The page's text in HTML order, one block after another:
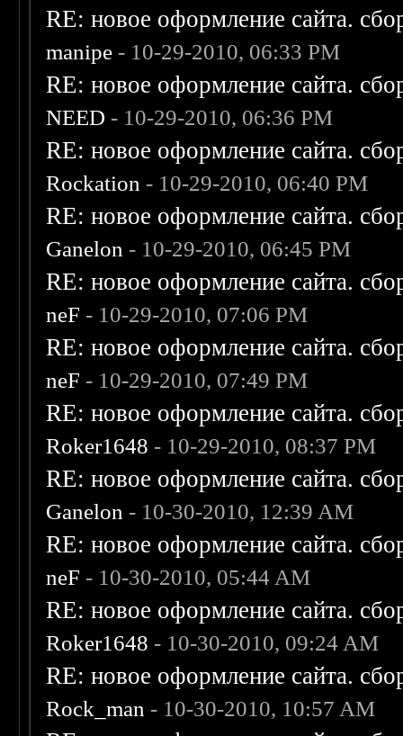
RE: новое оформление сайта.
manipe - 10-29-2010, 06:33 PM
RE: новое оформление сайта.
NEED - 10-29-2010, 06:36 PM
RE: новое оформление сайта.
Rockation - 10-29-2010, 06:40 PM
RE: новое оформление сайта.
Ganelon - 10-29-2010, 06:45 PM
RE: новое оформление сайта.
neF - 10-29-2010, 07:06 PM
RE: новое оформление сайта.
neF - 10-29-2010, 07:49 PM
RE: новое оформление сайта.
Roker1648 - 10-29-2010, 08:37 PM
RE: новое оформление сайта.
Ganelon - 10-30-2010, 12:39 AM
RE: новое оформление сайта.
neF - 10-30-2010, 05:44 AM
RE: новое оформление сайта.
Roker1648 - 10-30-2010, 09:24 AM
RE: новое оформление сайта.
Rock_man - 10-30-2010, 10:57 AM